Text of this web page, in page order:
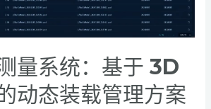
量系统：基于 3D
动态装载管理方案